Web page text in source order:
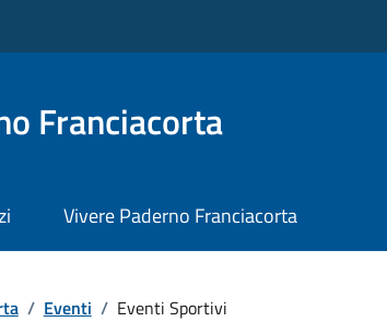
Franciacorta
Vivere Paderno Franciacorta
/ Eventi / Eventi Sportivi